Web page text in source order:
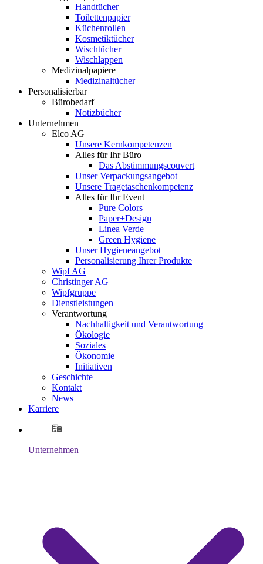
Handtücher
Toilettenpapier
Küchenrollen
Kosmetiktücher
Wischtücher
Wischlappen
Medizinalpapiere
Medizinaltücher
Personalisierbar
Bürobedarf
Notizbücher
Unternehmen
Elco AG
Unsere Kernkompetenzen
Alles für Ihr Büro
Das Abstimmungscouvert
Unser Verpackungsangebot
Unsere Tragetaschenkompetenz
Alles für Ihr Event
Pure Colors
Paper+Design
Linea Verde
Green Hygiene
Unser Hygieneangebot
Personalisierung Ihrer Produkte
Wipf AG
Christinger AG
Wipfgruppe
Dienstleistungen
Verantwortung
Nachhaltigkeit und Verantwortung
Ökologie
Soziales
Ökonomie
Initiativen
Geschichte
Kontakt
News
Karriere
Unternehmen